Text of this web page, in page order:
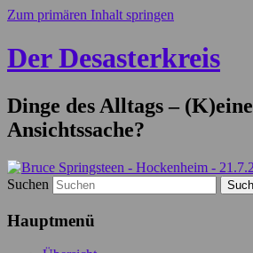
Zum primären Inhalt springen
Der Desasterkreis
Dinge des Alltags – (K)eine
Ansichtssache?
Suchen
Hauptmenü